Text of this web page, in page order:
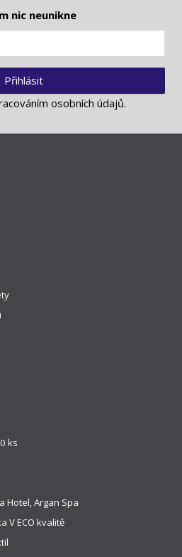
nic neunikne
Přihlásit
osobních údajů.
ks
Hotel, Argan Spa
V ECO kvalitě